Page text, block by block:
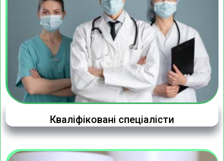
Кваліфіковані спеціалісти